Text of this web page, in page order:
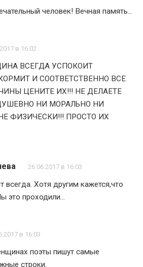
человек! Вечная память…
в 16:02
ВСЕГДА УСПОКОИТ
И СООТВЕТСТВЕННО ВСЕ
ЦЕНИТЕ ИХ!!! НЕ ДЕЛАЕТЕ
НИ МОРАЛЬНО НИ
ФИЗИЧЕСКИ!!! ПРОСТО ИХ
26.06.2017 в 16:03
всегда. Хотя другим кажется,что
это проходили…
в 16:03
поэты пишут самые
строки.